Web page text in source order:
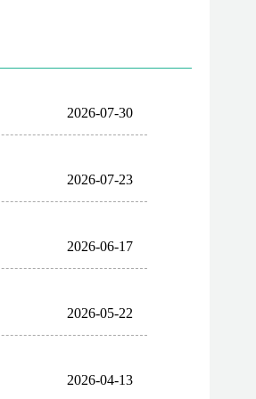
2026-07-30
2026-07-23
2026-06-17
2026-05-22
2026-04-13